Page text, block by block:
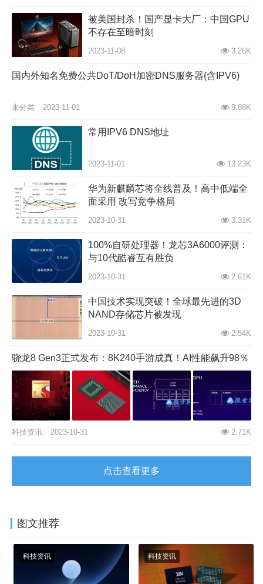
被美国封杀！国产显卡大厂：中国GPU
不存在至暗时刻
2023-11-08 3.26K
国内外知名免费公共DoT/DoH加密DNS服务器(含IPV6)
未分类 2023-11-01 9.88K
常用IPV6 DNS地址
2023-11-01 13.23K
华为新麒麟芯将全线普及！高中低端全
面采用 改写竞争格局
2023-10-31 3.31K
100%自研处理器！龙芯3A6000评测：
与10代酷睿互有胜负
2023-10-31 2.61K
中国技术实现突破！全球最先进的3D
NAND存储芯片被发现
2023-10-31 2.54K
骁龙8 Gen3正式发布：8K240手游成真！AI性能飙升98％
科技资讯 2023-10-31 2.71K
点击查看更多
图文推荐
科技资讯 科技资讯